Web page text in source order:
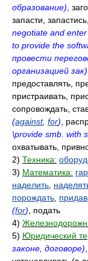
образование) ,
запасти,
negotiate and
to provide the
провести
организацией зак)
предоставлять,
пристраивать,
сопровождать,
(against, for) ,
\provide smb. with
охватывать,
2) Техника:
3) Математика:
наделить
порождать
(for) , подать
4)
5) Юридический
законе, договоре)